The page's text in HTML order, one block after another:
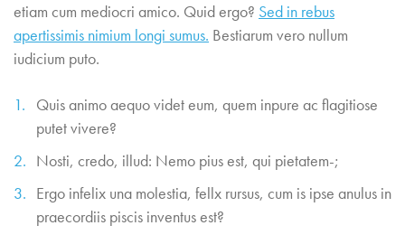
etiam cum mediocri amico. Quid ergo? Sed in rebus
apertissimis nimium longi sumus. Bestiarum vero nullum
iudicium puto.
Quis animo aequo videt eum, quem inpure ac flagitiose
putet vivere?
Nosti, credo, illud: Nemo pius est, qui pietatem-;
Ergo infelix una molestia, fellx rursus, cum is ipse anulus in
praecordiis piscis inventus est?